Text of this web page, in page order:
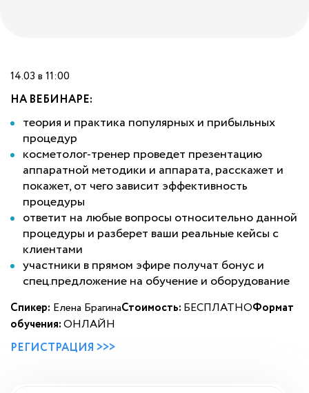
14.03 в 11:00
НА ВЕБИНАРЕ:
теория и практика популярных и прибыльных
процедур
косметолог-тренер проведет презентацию
аппаратной методики и аппарата, расскажет и
покажет, от чего зависит эффективность
процедуры
ответит на любые вопросы относительно данной
процедуры и разберет ваши реальные кейсы с
клиентами
участники в прямом эфире получат бонус и
спец.предложение на обучение и оборудование
Спикер: Елена БрагинаСтоимость: БЕСПЛАТНОФормат
обучения:ОНЛАЙН
РЕГИСТРАЦИЯ >>>